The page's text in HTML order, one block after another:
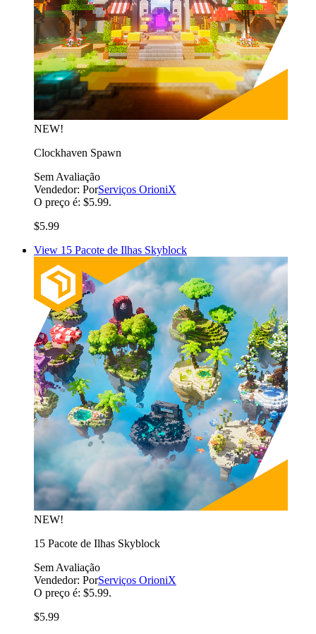
NEW!
Clockhaven Spawn
Sem Avaliação
Vendedor: PorServiços OrioniX
O preço é: $5.99.
$5.99
View 15 Pacote de Ilhas Skyblock
NEW!
15 Pacote de Ilhas Skyblock
Sem Avaliação
Vendedor: PorServiços OrioniX
O preço é: $5.99.
$5.99